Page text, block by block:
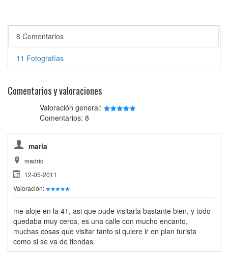
8 Comentarios
11 Fotografías
Comentarios y valoraciones
Valoración general:
Comentarios: 8
maria
madrid
12-05-2011
Valoración:
me aloje en la 41, asi que pude visitarla bastante bien, y todo
quedaba muy cerca, es una calle con mucho encanto,
muchas cosas que visitar tanto si quiere ir en plan turista
como si se va de tiendas.